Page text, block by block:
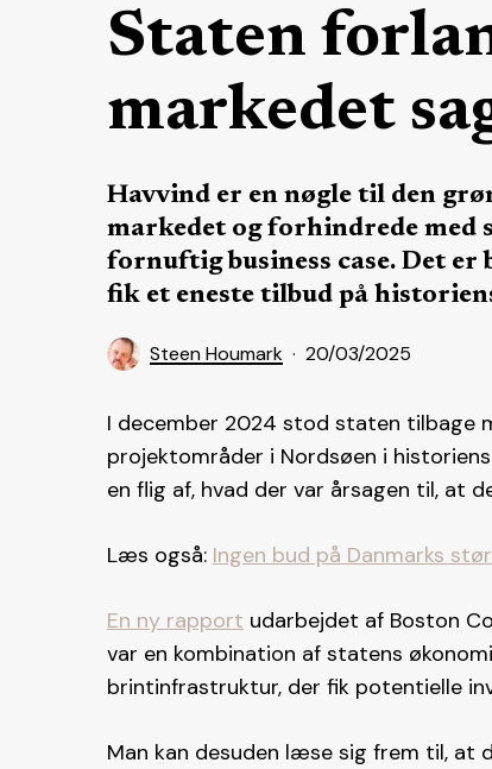
Staten
markedet
Havvind er en nøgle til den
markedet og forhindrede med
fornuftig business case. Det
fik et eneste tilbud på
Steen Houmark 20/03/2025
I december 2024 stod staten tilbage
projektområder i Nordsøen i
en flig af, hvad der var årsagen til, at
Læs også: Ingen bud på Danmarks
En ny rapport udarbejdet af Boston
var en kombination af statens
brintinfrastruktur, der fik potentielle
Man kan desuden læse sig frem til, at